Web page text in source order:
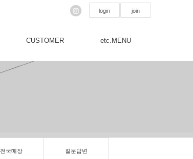
login join
CUSTOMER etc.MENU
전국매장 질문답변